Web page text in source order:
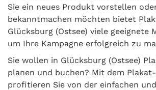
Sie ein neues Produkt vorstellen
bekanntmachen möchten bietet
Glücksburg (Ostsee) viele geeignete
um Ihre Kampagne erfolgreich zu
Sie wollen in Glücksburg (Ostsee)
planen und buchen? Mit dem
profitieren Sie von der einfachen